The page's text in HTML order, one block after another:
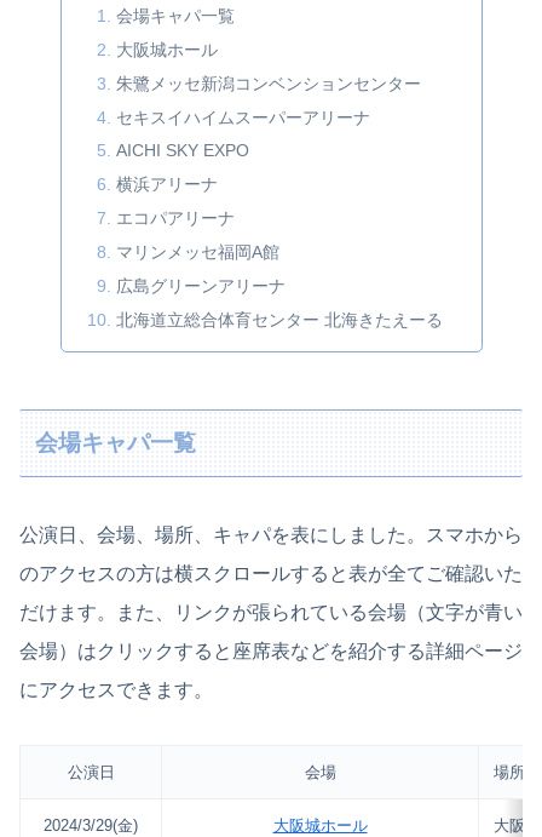
会場キャパ一覧
大阪城ホール
朱鷺メッセ新潟コンベンションセンター
セキスイハイムスーパーアリーナ
AICHI SKY EXPO
横浜アリーナ
エコパアリーナ
マリンメッセ福岡A館
広島グリーンアリーナ
北海道立総合体育センター 北海きたえーる
会場キャパ一覧
公演日、会場、場所、キャパを表にしました。スマホから
のアクセスの方は横スクロールすると表が全てご確認いた
だけます。また、リンクが張られている会場（文字が青い
会場）はクリックすると座席表などを紹介する詳細ページ
にアクセスできます。
公演日 会場 場所
2024/3/29(金) 大阪城ホール 大阪